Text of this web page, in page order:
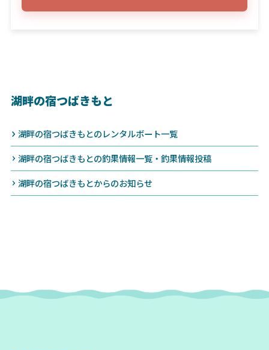
湖畔の宿つばきもと
湖畔の宿つばきもとのレンタルボート一覧
湖畔の宿つばきもとの釣果情報一覧・釣果情報投稿
湖畔の宿つばきもとからのお知らせ